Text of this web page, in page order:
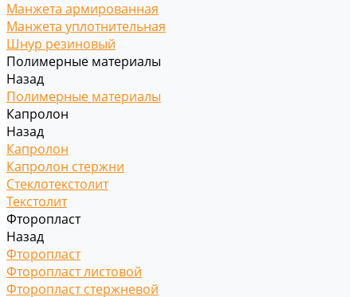
Манжета армированная
Манжета уплотнительная
Шнур резиновый
Полимерные материалы
Назад
Полимерные материалы
Капролон
Назад
Капролон
Капролон стержни
Стеклотекстолит
Текстолит
Фторопласт
Назад
Фторопласт
Фторопласт листовой
Фторопласт стержневой